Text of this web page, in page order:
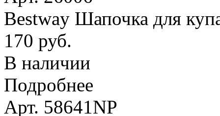
Bestway Шапочка для
170 руб.
В наличии
Подробнее
Арт. 58641NP